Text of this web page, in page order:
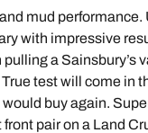
mud performance.
with impressive
a Sainsbury’s
True test will come in
buy again.
pair on a Land